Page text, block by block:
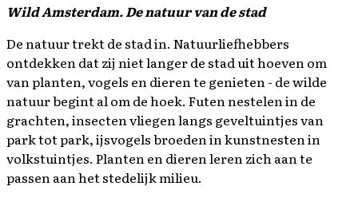
Wild Amsterdam. De natuur van de stad
De natuur trekt de stad in. Natuurliefhebbers
ontdekken dat zij niet langer de stad uit hoeven om
van planten, vogels en dieren te genieten - de wilde
natuur begint al om de hoek. Futen nestelen in de
grachten, insecten vliegen langs geveltuintjes van
park tot park, ijsvogels broeden in kunstnesten in
volkstuintjes. Planten en dieren leren zich aan te
passen aan het stedelijk milieu.